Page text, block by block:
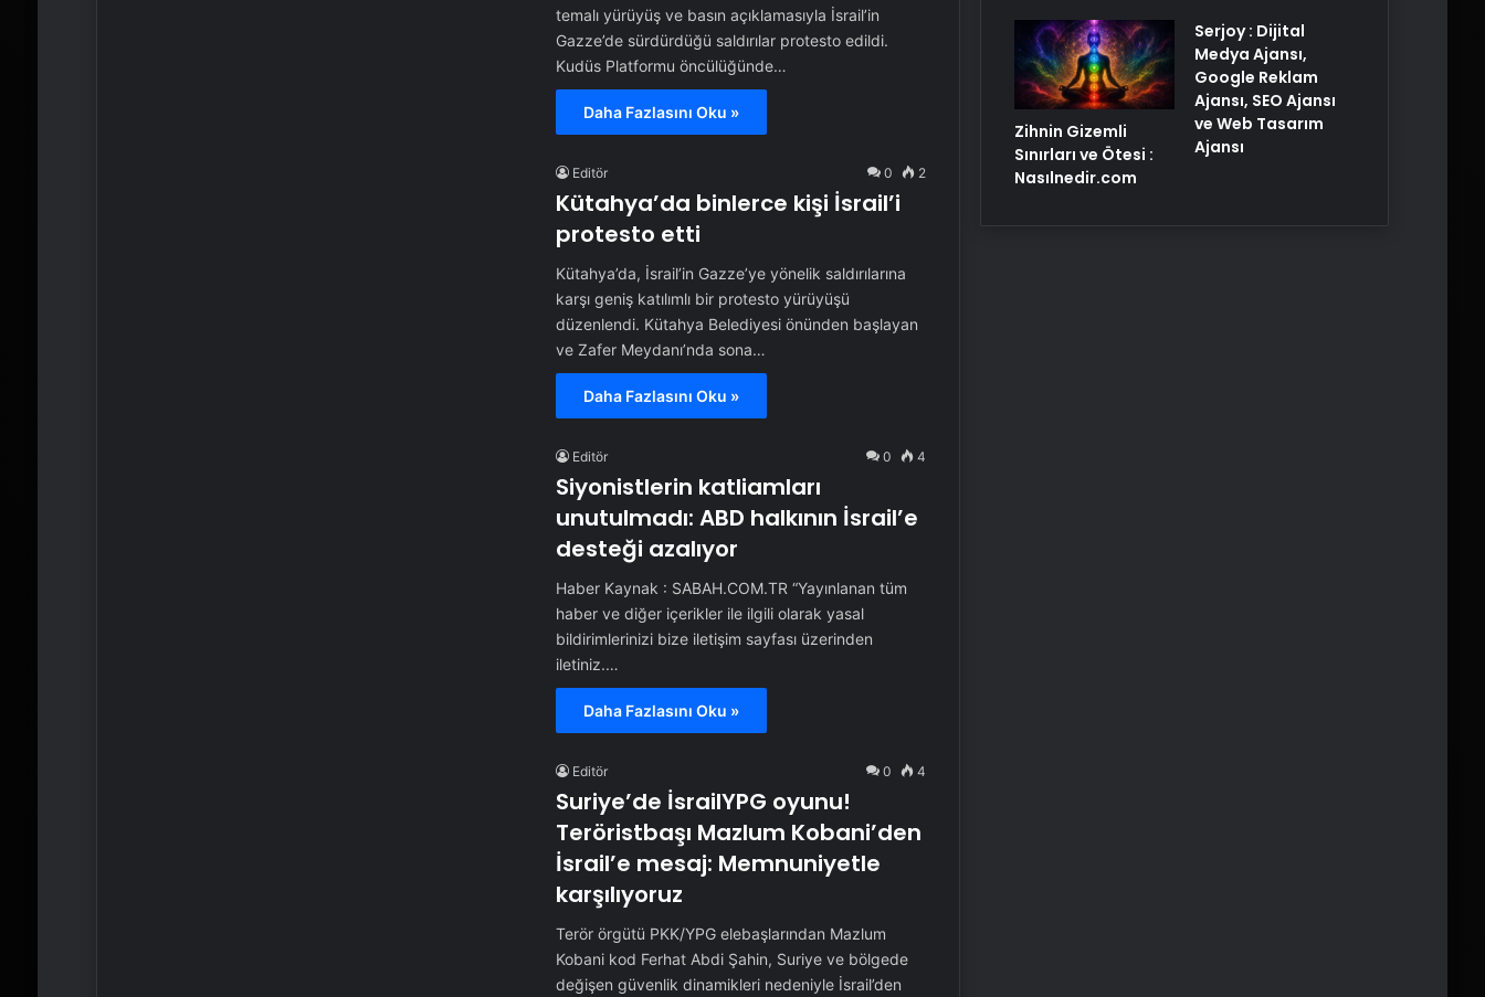
temalı yürüyüş ve basın açıklamasıyla İsrail’in
Gazze’de sürdürdüğü saldırılar protesto edildi.
Kudüs Platformu öncülüğünde…
Daha Fazlasını Oku »
Editör 0 2
Kütahya’da binlerce kişi İsrail’i
protesto etti
Kütahya’da, İsrail’in Gazze’ye yönelik saldırılarına
karşı geniş katılımlı bir protesto yürüyüşü
düzenlendi. Kütahya Belediyesi önünden başlayan
ve Zafer Meydanı’nda sona…
Daha Fazlasını Oku »
Editör 0 4
Siyonistlerin katliamları
unutulmadı: ABD halkının İsrail’e
desteği azalıyor
Haber Kaynak : SABAH.COM.TR “Yayınlanan tüm
haber ve diğer içerikler ile ilgili olarak yasal
bildirimlerinizi bize iletişim sayfası üzerinden
iletiniz.…
Daha Fazlasını Oku »
Editör 0 4
Suriye’de İsrailYPG oyunu!
Teröristbaşı Mazlum Kobani’den
İsrail’e mesaj: Memnuniyetle
karşılıyoruz
Terör örgütü PKK/YPG elebaşlarından Mazlum
Kobani kod Ferhat Abdi Şahin, Suriye ve bölgede
değişen güvenlik dinamikleri nedeniyle İsrail’den
Zihnin Gizemli
Sınırları ve Ötesi :
Nasılnedir.com
Serjoy : Dijital
Medya Ajansı,
Google Reklam
Ajansı, SEO Ajansı
ve Web Tasarım
Ajansı